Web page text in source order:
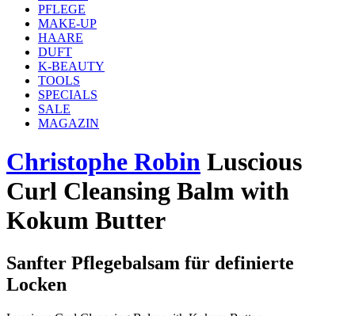
PFLEGE
MAKE-UP
HAARE
DUFT
K-BEAUTY
TOOLS
SPECIALS
SALE
MAGAZIN
Christophe Robin Luscious
Curl Cleansing Balm with
Kokum Butter
Sanfter Pflegebalsam für definierte
Locken